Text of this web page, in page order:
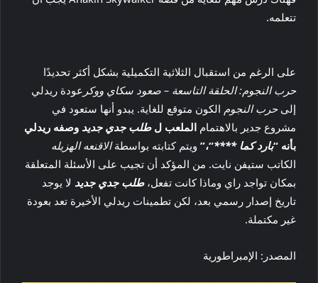
تتعلمه.
على الرغم من استقبال الثلاثية التكميلية بشكل أكثر تحديدًا
حرب النجوم: الحلقة التاسعة – صعود سكاي ووكر عودة ريدلي
إلىحرب النجوم الكون متوقع للغاية. يبدو أنها ستعود في
مشروع جدير بالاهتمام الملعب لطلب جدي جديد وصفه ريدلي
بأنه “بارد كما ****“،” ويتم كتابته بواسطةالاقنعه الهزيله
الكاتب ستيفن نايت. من المؤكد أن تجيب على الأسئلة المتعلقة
بمكان تواجد راي وماذا كانت تفعل،طلب جدي جديد لا يوجد
تاريخ إصدار رسمي بعد، لكن تطمينات ريدلي الأخيرة تعد بعودة
غير مكتملة.
المصدر: الإمبراطورية